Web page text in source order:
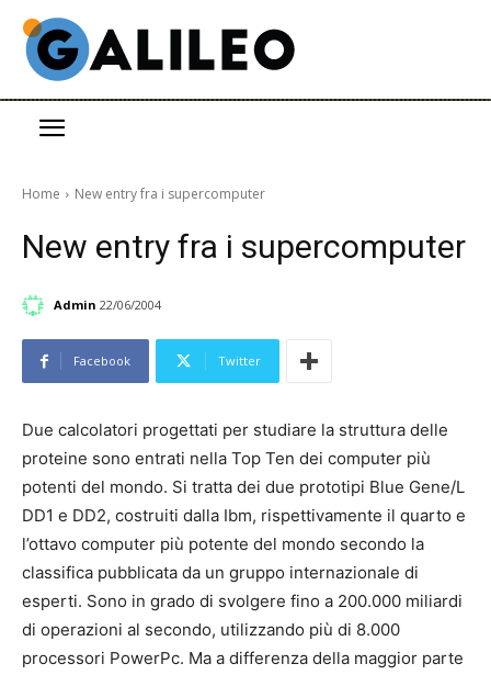
Home New entry fra i supercomputer
New entry fra i supercomputer
Admin 22/06/2004
Facebook Twitter
Due calcolatori progettati per studiare la struttura delle
proteine sono entrati nella Top Ten dei computer più
potenti del mondo. Si tratta dei due prototipi Blue Gene/L
DD1 e DD2, costruiti dalla Ibm, rispettivamente il quarto e
l’ottavo computer più potente del mondo secondo la
classifica pubblicata da un gruppo internazionale di
esperti. Sono in grado di svolgere fino a 200.000 miliardi
di operazioni al secondo, utilizzando più di 8.000
processori PowerPc. Ma a differenza della maggior parte